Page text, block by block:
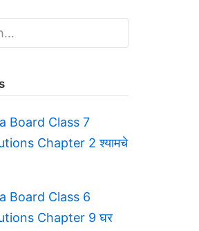
Board Class 7
Chapter 2 श्यामचे
Board Class 6
Chapter 9 घर